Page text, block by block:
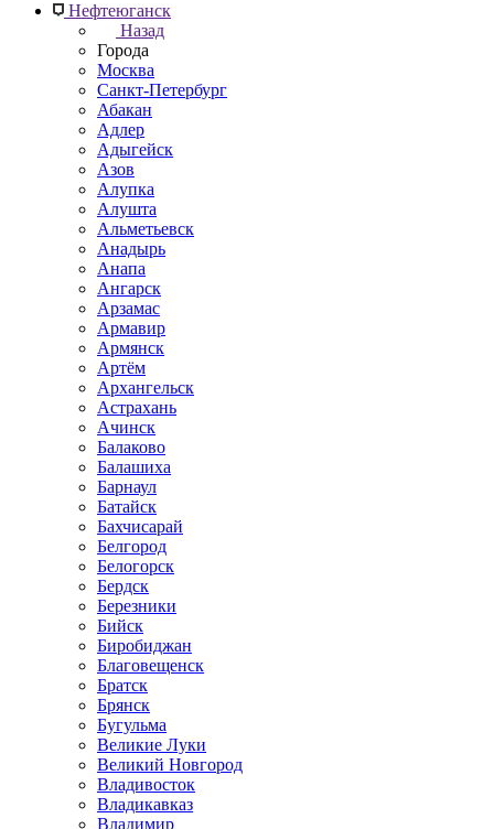
Нефтеюганск
Назад
Города
Москва
Санкт-Петербург
Абакан
Адлер
Адыгейск
Азов
Алупка
Алушта
Альметьевск
Анадырь
Анапа
Ангарск
Арзамас
Армавир
Армянск
Артём
Архангельск
Астрахань
Ачинск
Балаково
Балашиха
Барнаул
Батайск
Бахчисарай
Белгород
Белогорск
Бердск
Березники
Бийск
Биробиджан
Благовещенск
Братск
Брянск
Бугульма
Великие Луки
Великий Новгород
Владивосток
Владикавказ
Владимир